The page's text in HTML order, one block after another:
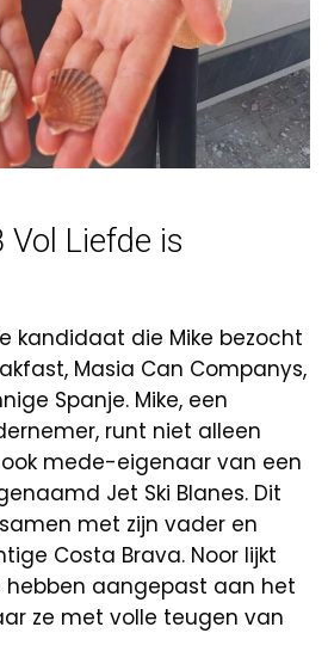
Vol Liefde is
kandidaat die Mike bezocht
Masia Can Companys,
Spanje. Mike, een
runt niet alleen
ook mede-eigenaar van een
Jet Ski Blanes. Dit
met zijn vader en
Costa Brava. Noor lijkt
hebben aangepast aan het
ze met volle teugen van